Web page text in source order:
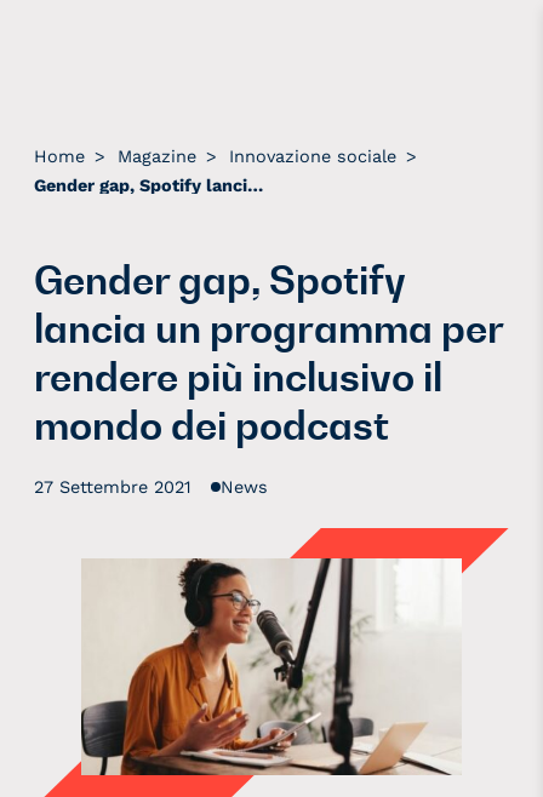
Home > Magazine > Innovazione sociale >
Gender gap, Spotify lancia un programma per rendere più inclusivo il mondo dei podcast
Gender gap, Spotify
lancia un programma per
rendere più inclusivo il
mondo dei podcast
27 Settembre 2021 News